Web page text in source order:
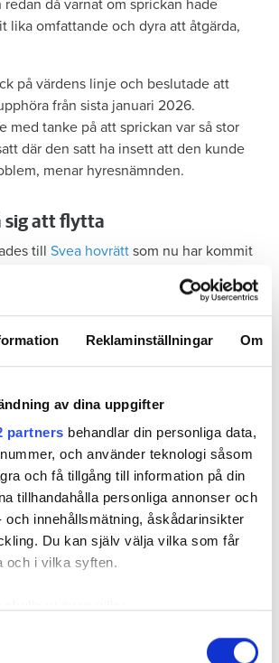
Reklaminställningar Om
av dina uppgifter
partners behandlar din personliga data,
och använder teknologi såsom
och få tillgång till information på din
tillhandahålla personliga annonser och
och innehållsmätning, åskådarinsikter
Du kan själv välja vilka som får
och i vilka syften.
noggrannhet på upp till flera meter
redan då varnat om sprickan hade
lika omfattande och dyra att åtgärda,
på värdens linje och beslutade att
från sista januari 2026.
med tanke på att sprickan var så stor
där den satt ha insett att den kunde
menar hyresnämnden.
sig att flytta
till Svea hovrätt som nu har kommit
flytta – något som hyresvärden inför
att gå med på. Innan 2 november i år
flyttat ut.
få veta om skador – så säger lagen
skyldig att väl vårda lägenheten under
den ren. Den ska vara i gott skick
Det kallas vårdplikt.